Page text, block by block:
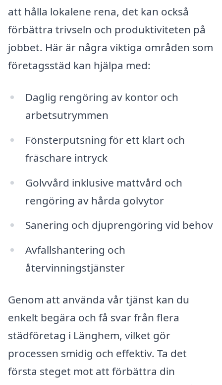
att hålla lokalene rena, det kan också
förbättra trivseln och produktiviteten på
jobbet. Här är några viktiga områden som
företagsstäd kan hjälpa med:
Daglig rengöring av kontor och
arbetsutrymmen
Fönsterputsning för ett klart och
fräschare intryck
Golvvård inklusive mattvård och
rengöring av hårda golvytor
Sanering och djuprengöring vid behov
Avfallshantering och
återvinningstjänster
Genom att använda vår tjänst kan du
enkelt begära och få svar från flera
städföretag i Länghem, vilket gör
processen smidig och effektiv. Ta det
första steget mot att förbättra din